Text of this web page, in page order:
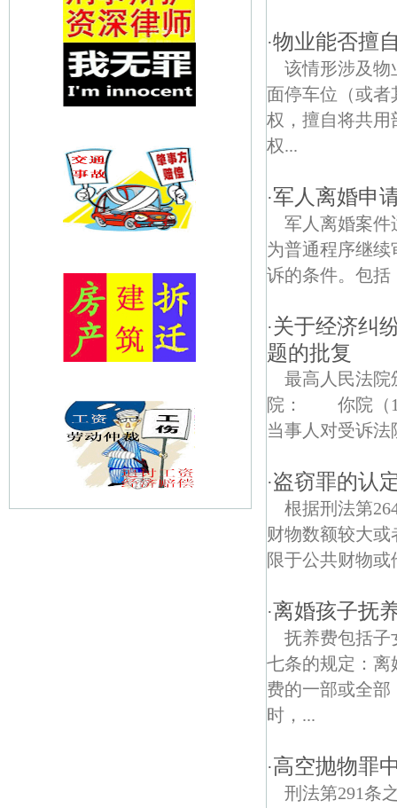
·物业能否擅
该情形涉及物
面停车位（或者
权，擅自将共用
权...
·军人离婚申
军人离婚案件
为普通程序继
诉的条件。包括
·关于经济纠
题的批复
最高人民法院
院： 你院（
当事人对受诉
·盗窃罪的认
根据刑法第
财物数额较大
限于公共财物
·离婚孩子抚
抚养费包括子
七条的规定：离
费的一部或全
时，...
·高空抛物罪
刑法第291条